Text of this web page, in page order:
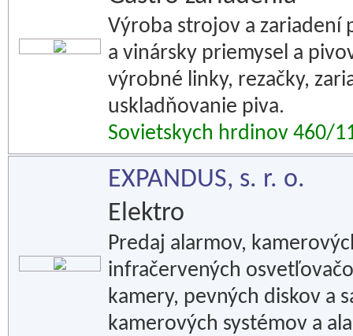
Výroba strojov a zariadení
a vinársky priemysel a
výrobné linky, rezačky,
uskladňovanie piva.
Sovietskych hrdinov 460/
EXPANDUS, s. r. o.
Elektro
Predaj alarmov,
infračervených
kamery, pevných diskov a
kamerových systémov a